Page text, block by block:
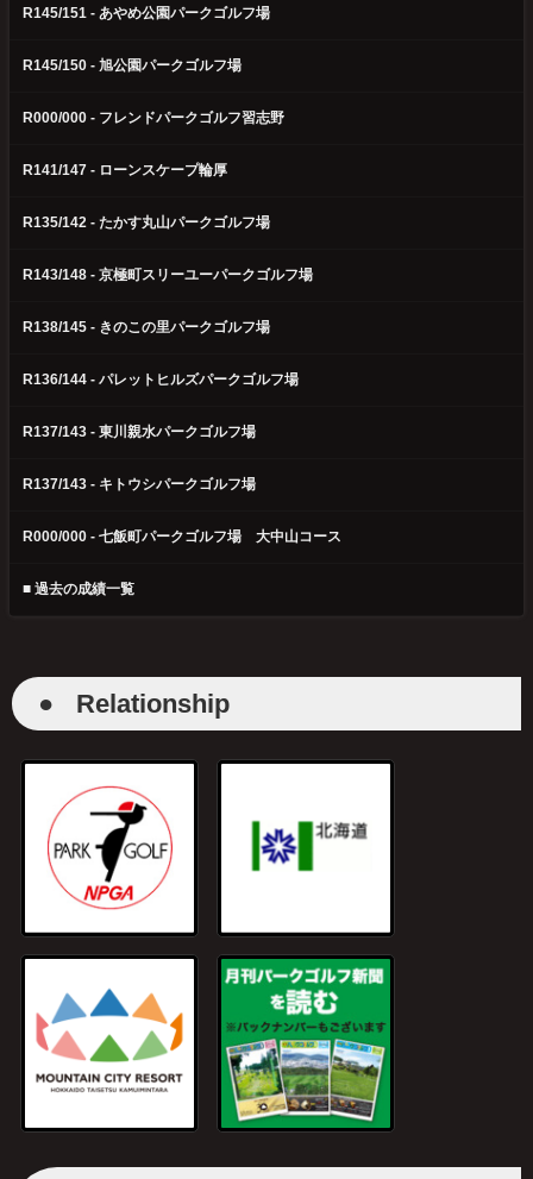
R145/151 - あやめ公園パークゴルフ場
R145/150 - 旭公園パークゴルフ場
R000/000 - フレンドパークゴルフ習志野
R141/147 - ローンスケープ輪厚
R135/142 - たかす丸山パークゴルフ場
R143/148 - 京極町スリーユーパークゴルフ場
R138/145 - きのこの里パークゴルフ場
R136/144 - パレットヒルズパークゴルフ場
R137/143 - 東川親水パークゴルフ場
R137/143 - キトウシパークゴルフ場
R000/000 - 七飯町パークゴルフ場 大中山コース
■ 過去の成績一覧
● Relationship